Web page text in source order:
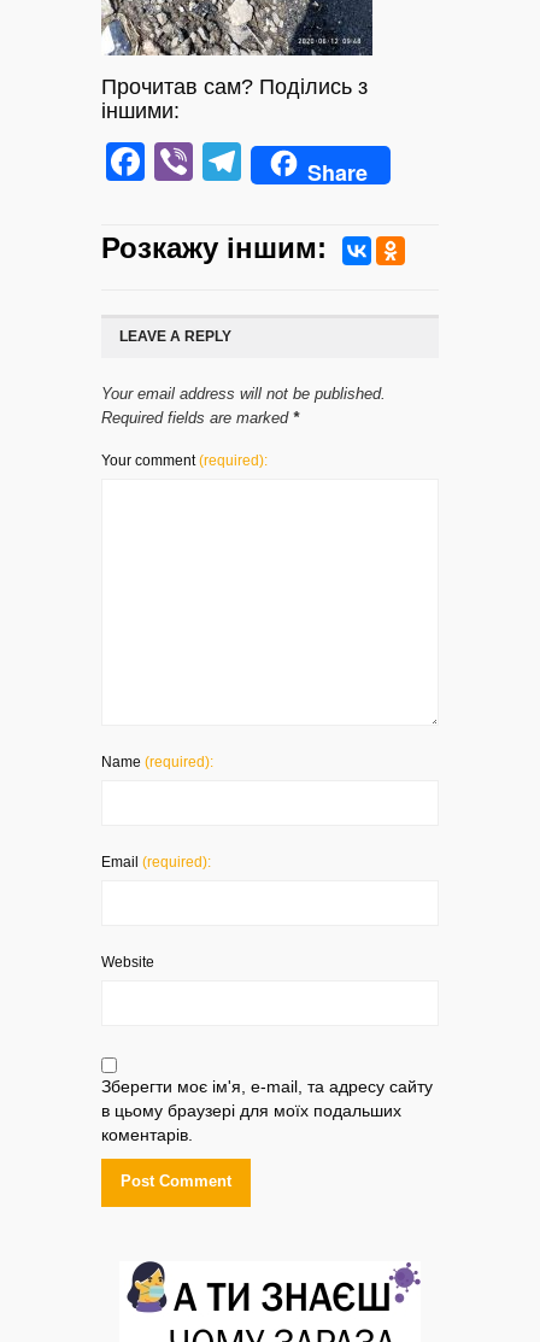
Прочитав сам? Поділись з
іншими:
Facebook
ViberTelegram
Share
Розкажу iншим:
LEAVE A REPLY
Your email address will not be published.
Required fields are marked *
Your comment(required):
Name (required):
Email (required):
Website
Зберегти моє ім'я, e-mail, та адресу сайту
в цьому браузері для моїх подальших
коментарів.